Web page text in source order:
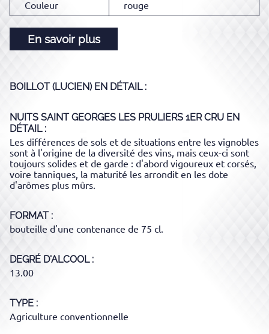
Couleur rouge
En savoir plus
BOILLOT (LUCIEN)EN DÉTAIL :
NUITS SAINT GEORGES LES PRULIERS 1ER CRU EN
DÉTAIL :
Les différences de sols et de situations entre les vignobles
sont à l'origine de la diversité des vins, mais ceux-ci sont
toujours solides et de garde : d'abord vigoureux et corsés,
voire tanniques, la maturité les arrondit en les dote
d'arômes plus mûrs.
FORMAT
bouteille d'une contenance de 75 cl.
DEGRÉ D'ALCOOL
13.00
TYPE
Agriculture conventionnelle